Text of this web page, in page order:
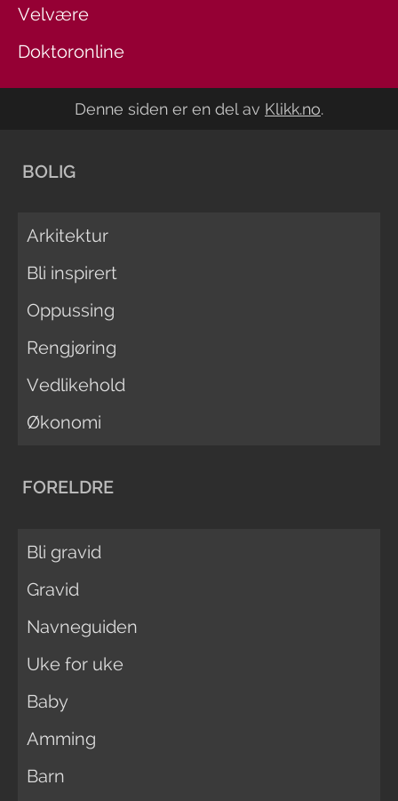
Velvære
Doktoronline
Denne siden er en del av Klikk.no.
BOLIG
Arkitektur
Bli inspirert
Oppussing
Rengjøring
Vedlikehold
Økonomi
FORELDRE
Bli gravid
Gravid
Navneguiden
Uke for uke
Baby
Amming
Barn